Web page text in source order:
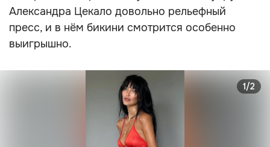
Александра Цекало довольно рельефный
пресс, и в нём бикини смотрится особенно
выигрышно.
1/2